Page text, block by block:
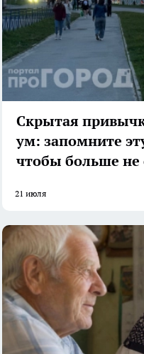
Скрытая
ум: запомните
чтобы больше
21 июля